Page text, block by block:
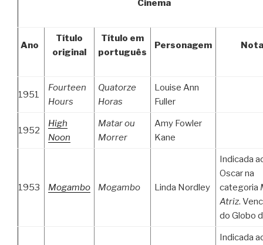
Cinema
Ano
Título
original
Título em
português
Personagem
1951
Fourteen
Hours
Quatorze
Horas
Louise Ann
Fuller
1952
High
Noon
Matar ou
Morrer
Amy Fowler
Kane
1953 Mogambo Mogambo Linda Nordley
Indicada
Oscar na
categoria
Atriz.
do Globo
Indicada